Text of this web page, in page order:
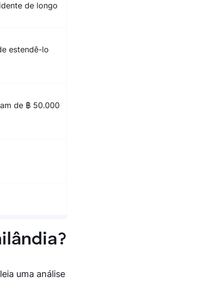
de longo
estendê-lo
de ฿ 50.000
uma análise